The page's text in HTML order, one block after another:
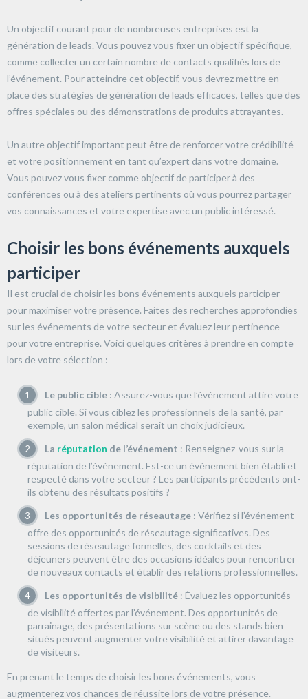
Un objectif courant pour de nombreuses entreprises est la
génération de leads. Vous pouvez vous fixer un objectif spécifique,
comme collecter un certain nombre de contacts qualifiés lors de
l’événement. Pour atteindre cet objectif, vous devrez mettre en
place des stratégies de génération de leads efficaces, telles que des
offres spéciales ou des démonstrations de produits attrayantes.
Un autre objectif important peut être de renforcer votre crédibilité
et votre positionnement en tant qu’expert dans votre domaine.
Vous pouvez vous fixer comme objectif de participer à des
conférences ou à des ateliers pertinents où vous pourrez partager
vos connaissances et votre expertise avec un public intéressé.
Choisir les bons événements auxquels
participer
Il est crucial de choisir les bons événements auxquels participer
pour maximiser votre présence. Faites des recherches approfondies
sur les événements de votre secteur et évaluez leur pertinence
pour votre entreprise. Voici quelques critères à prendre en compte
lors de votre sélection :
Le public cible : Assurez-vous que l’événement attire votre
public cible. Si vous ciblez les professionnels de la santé, par
exemple, un salon médical serait un choix judicieux.
La réputation de l’événement : Renseignez-vous sur la
réputation de l’événement. Est-ce un événement bien établi et
respecté dans votre secteur ? Les participants précédents ont-
ils obtenu des résultats positifs ?
Les opportunités de réseautage : Vérifiez si l’événement
offre des opportunités de réseautage significatives. Des
sessions de réseautage formelles, des cocktails et des
déjeuners peuvent être des occasions idéales pour rencontrer
de nouveaux contacts et établir des relations professionnelles.
Les opportunités de visibilité : Évaluez les opportunités
de visibilité offertes par l’événement. Des opportunités de
parrainage, des présentations sur scène ou des stands bien
situés peuvent augmenter votre visibilité et attirer davantage
de visiteurs.
En prenant le temps de choisir les bons événements, vous
augmenterez vos chances de réussite lors de votre présence.